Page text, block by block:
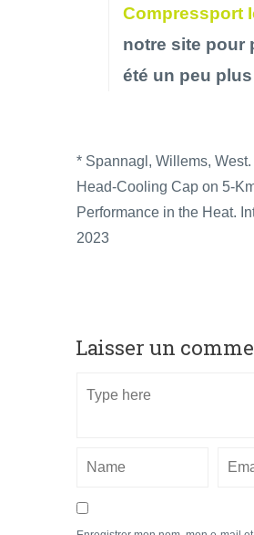
Compressport
notre site pour
été un peu
* Spannagl, Willems, West.
Head-Cooling Cap on 5-
Performance in the Heat.
2023
Laisser un